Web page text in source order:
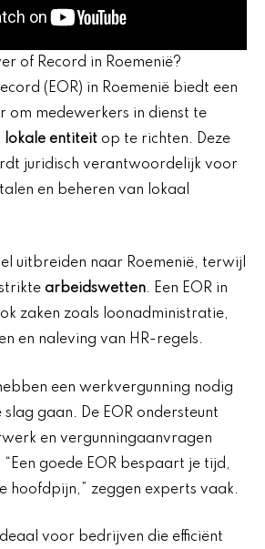
of Record in Roemenië?
(EOR) in Roemenië biedt een
om medewerkers in dienst te
lokale entiteit op te richten. Deze
juridisch verantwoordelijk voor
en beheren van lokaal
uitbreiden naar Roemenië, terwijl
arbeidswetten. Een EOR in
zaken zoals loonadministratie,
en naleving van HR-regels.
een werkvergunning nodig
gaan. De EOR ondersteunt
en vergunningaanvragen
goede EOR bespaart je tijd,
hoofdpijn,” zeggen experts vaak.
voor bedrijven die efficiënt